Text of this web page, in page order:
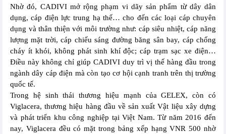
Nhờ đó, CADIVI mở rộng phạm vi dãy sản phẩm từ dây dân
dụng, cáp điện lực trung hạ thế… cho đến các loại cáp chuyên
dụng và thân thiện với môi trường như: cáp siêu nhiệt, cáp năng
lượng mặt trời, cáp chiếu sáng đường băng sân bay, cáp chống
cháy ít khói, không phát sinh khí độc; cáp trạm sạc xe điện…
Điều này không chỉ giúp CADIVI duy trì vị thế hàng đầu trong
ngành dây cáp điện mà còn tạo cơ hội cạnh tranh trên thị trường
quốc tế.
Trong hệ sinh thái thương hiệu mạnh của GELEX, còn có
Viglacera, thương hiệu hàng đầu về sản xuất Vật liệu xây dựng
và phát triển khu công nghiệp tại Việt Nam. Từ năm 2016 đến
nay, Viglacera đều có mặt trong bảng xếp hạng VNR 500 nhờ